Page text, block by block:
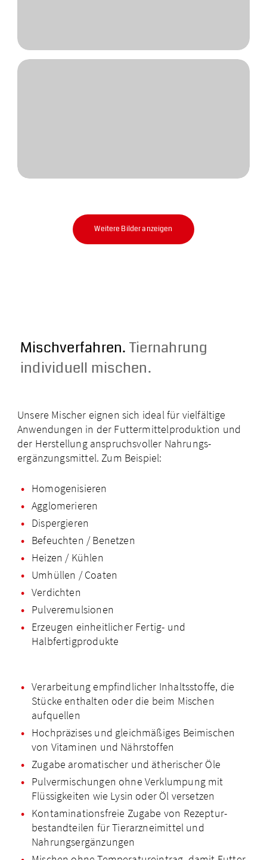
Weitere Bilder anzeigen
Mischverfahren. Tiernahrung
individuell mischen.
Unsere Mischer eignen sich ideal für vielfältige
Anwendungen in der Futtermittel­produktion und
der Herstellung anspruchs­voller Nahrungs­
ergänzungsmittel. Zum Beispiel:
Homogenisieren
Agglomerieren
Dispergieren
Befeuchten / Benetzen
Heizen / Kühlen
Umhüllen / Coaten
Verdichten
Pulveremulsionen
Erzeugen einheitlicher Fertig- und
Halbfertigprodukte
Verarbeitung empfindlicher Inhaltsstoffe, die
Stücke enthalten oder die beim Mischen
aufquellen
Hochpräzises und gleichmäßiges Beimischen
von Vitaminen und Nährstoffen
Zugabe aromatischer und ätherischer Öle
Pulvermischungen ohne Verklumpung mit
Flüssigkeiten wie Lysin oder Öl versetzen
Kontamina­tionsfreie Zugabe von Rezeptur­
bestandteilen für Tierarzneimittel und
Nahrungs­ergänzungen